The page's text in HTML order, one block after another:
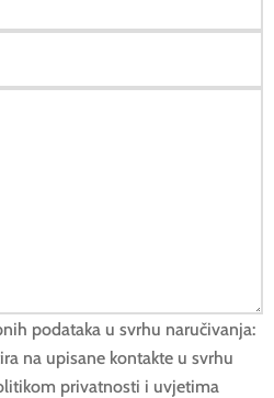
podataka u svrhu naručivanja:
na upisane kontakte u svrhu
privatnosti i uvjetima